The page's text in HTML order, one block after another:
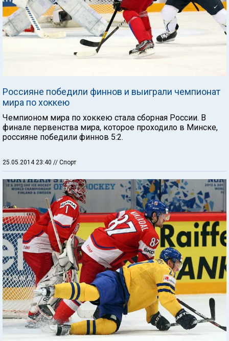
Россияне победили финнов и выиграли чемпионат
мира по хоккею
Чемпионом мира по хоккею стала сборная России. В
финале первенства мира, которое проходило в Минске,
россияне победили финнов 5:2.
25.05.2014 23:40 // Спорт